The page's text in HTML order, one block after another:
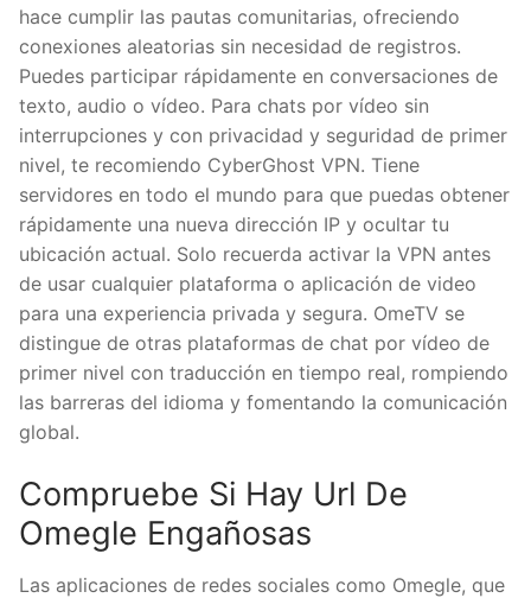
hace cumplir las pautas comunitarias, ofreciendo
conexiones aleatorias sin necesidad de registros.
Puedes participar rápidamente en conversaciones de
texto, audio o vídeo. Para chats por vídeo sin
interrupciones y con privacidad y seguridad de primer
nivel, te recomiendo CyberGhost VPN. Tiene
servidores en todo el mundo para que puedas obtener
rápidamente una nueva dirección IP y ocultar tu
ubicación actual. Solo recuerda activar la VPN antes
de usar cualquier plataforma o aplicación de video
para una experiencia privada y segura. OmeTV se
distingue de otras plataformas de chat por vídeo de
primer nivel con traducción en tiempo real, rompiendo
las barreras del idioma y fomentando la comunicación
global.
Compruebe Si Hay Url De
Omegle Engañosas
Las aplicaciones de redes sociales como Omegle, que